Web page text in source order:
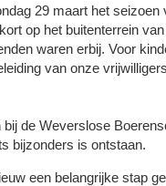
29 maart het
op het buitenterrein
waren erbij. Voor
van onze
bij de Weverslose
bijzonders is ontstaan.
een belangrijke stap